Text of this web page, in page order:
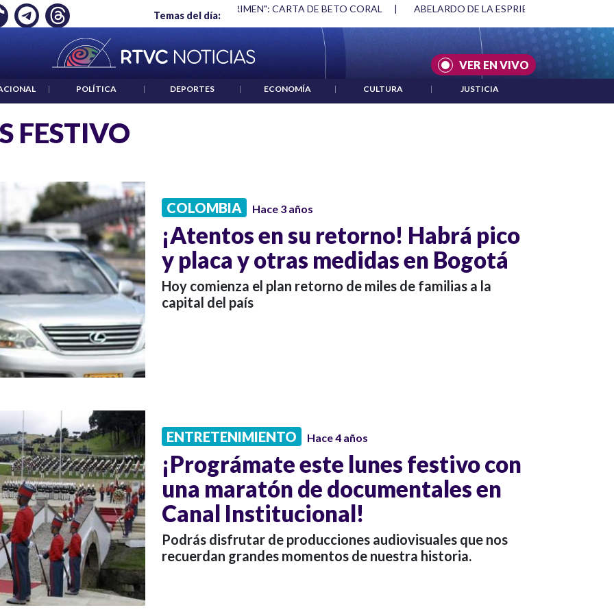
Temas del día:
EMPLEO: JP MORGAN "HABLAR NO ES UN CRIMEN": CARTA DE BETO CORAL | ABELARDO DE LA ESPRIELLA Y DMG
VER EN VIVO
| POLÍTICA | DEPORTES | ECONOMÍA | CULTURA | JUSTICIA
FESTIVO
COLOMBIA Hace 3 años
¡Atentos en su retorno! Habrá pico
y placa y otras medidas en Bogotá
Hoy comienza el plan retorno de miles de familias a la
capital del país
ENTRETENIMIENTO Hace 4 años
¡Prográmate este lunes festivo con
una maratón de documentales en
Canal Institucional!
Podrás disfrutar de producciones audiovisuales que nos
recuerdan grandes momentos de nuestra historia.